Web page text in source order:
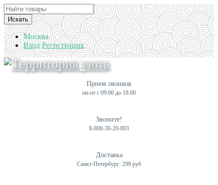
Искать
Москва
Вход Регистрация